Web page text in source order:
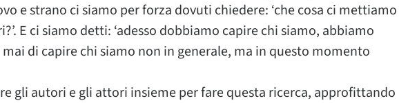
e strano ci siamo per forza dovuti chiedere: ‘che cosa ci mettiamo
E ci siamo detti: ‘adesso dobbiamo capire chi siamo, abbiamo
di capire chi siamo non in generale, ma in questo momento
gli autori e gli attori insieme per fare questa ricerca, approfittando